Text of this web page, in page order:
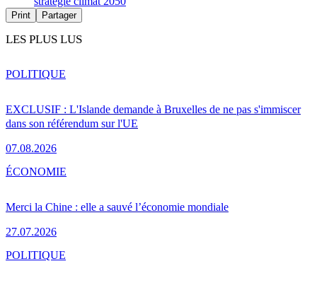
Print Partager
LES PLUS LUS
EXCLUSIF : L'Islande demande à Bruxelles de ne pas s'immiscer
dans son référendum sur l'UE
07.08.2026
POLITIQUE
Merci la Chine : elle a sauvé l’économie mondiale
27.07.2026
ÉCONOMIE
POLITIQUE